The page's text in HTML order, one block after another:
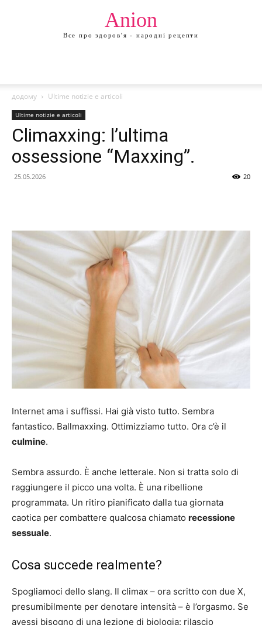
Anion
Все про здоров'я - народні рецепти
додому Ultime notizie e articoli
Ultime notizie e articoli
Climaxxing: l’ultima
ossessione “Maxxing”.
25.05.2026 20
Internet ama i suffissi. Hai già visto tutto. Sembra
fantastico. Ballmaxxing. Ottimizziamo tutto. Ora c’è il
culmine.
Sembra assurdo. È anche letterale. Non si tratta solo di
raggiungere il picco una volta. È una ribellione
programmata. Un ritiro pianificato dalla tua giornata
caotica per combattere qualcosa chiamato recessione
sessuale.
Cosa succede realmente?
Spogliamoci dello slang. Il climax – ora scritto con due X,
presumibilmente per denotare intensità – è l’orgasmo. Se
avessi bisogno di una lezione di biologia: rilascio